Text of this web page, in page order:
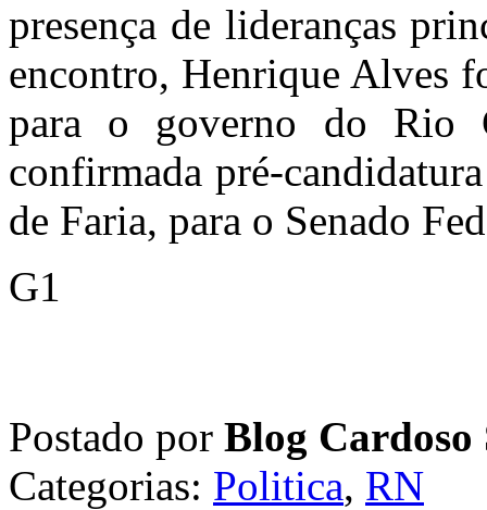
presença de lideranças
encontro, Henrique Alves
para o governo do Rio
confirmada pré-
de Faria, para o Senado
G1
Postado por Blog Cardoso
Categorias: Politica, RN